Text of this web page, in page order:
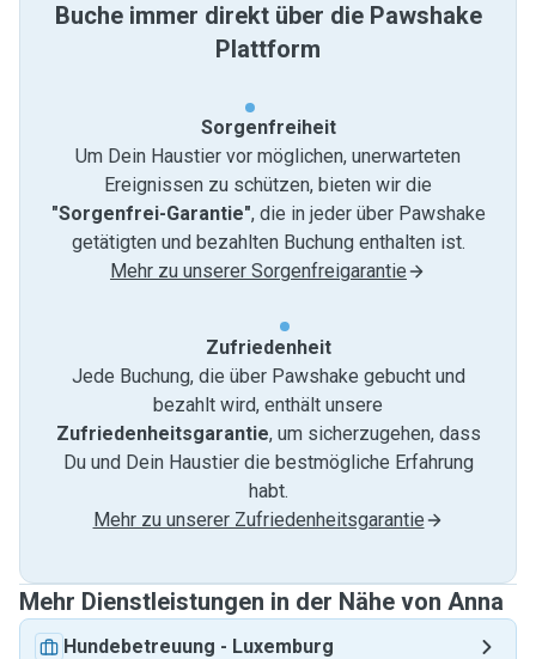
Buche immer direkt über die Pawshake
Plattform
Sorgenfreiheit
Um Dein Haustier vor möglichen, unerwarteten
Ereignissen zu schützen, bieten wir die
"Sorgenfrei-Garantie", die in jeder über Pawshake
getätigten und bezahlten Buchung enthalten ist.
Mehr zu unserer Sorgenfreigarantie
Zufriedenheit
Jede Buchung, die über Pawshake gebucht und
bezahlt wird, enthält unsere
Zufriedenheitsgarantie, um sicherzugehen, dass
Du und Dein Haustier die bestmögliche Erfahrung
habt.
Mehr zu unserer Zufriedenheitsgarantie
Mehr Dienstleistungen in der Nähe von Anna
Hundebetreuung - Luxemburg